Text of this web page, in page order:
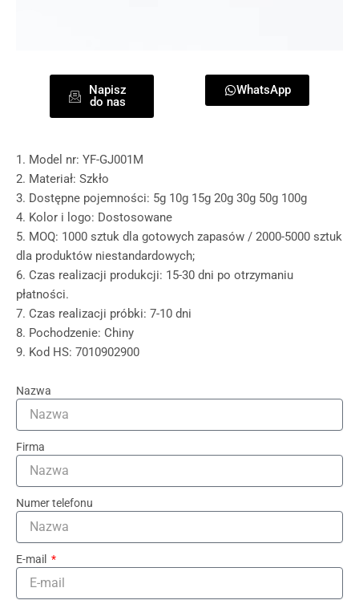
Napisz
do nas
WhatsApp
1. Model nr: YF-GJ001M
2. Materiał: Szkło
3. Dostępne pojemności: 5g 10g 15g 20g 30g 50g 100g
4. Kolor i logo: Dostosowane
5. MOQ: 1000 sztuk dla gotowych zapasów / 2000-5000 sztuk
dla produktów niestandardowych;
6. Czas realizacji produkcji: 15-30 dni po otrzymaniu
płatności.
7. Czas realizacji próbki: 7-10 dni
8. Pochodzenie: Chiny
9. Kod HS: 7010902900
Nazwa
Firma
Numer telefonu
E-mail